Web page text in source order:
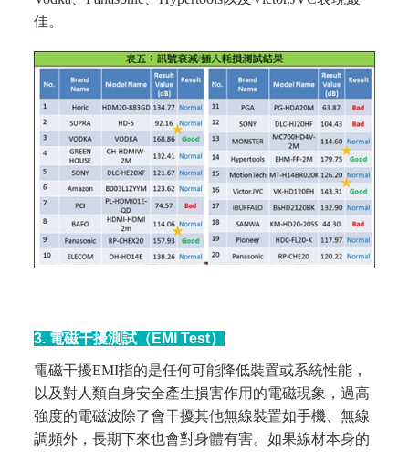
佳。
3. 電磁干擾測試（EMI Test）
電磁干擾EMI指的是任何可能降低裝置或系統性能，
以及對人類自身安全產生損害作用的電磁現象，過高
強度的電磁波除了會干擾其他無線裝置如手機、無線
調頻外，長期下來也會對身體有害。如果線材本身的